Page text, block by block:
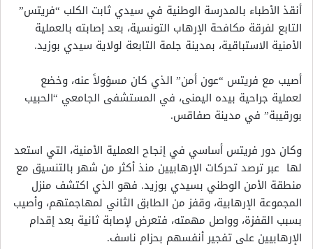
أنقذ الأطباء بالمدرسة الوطنية في سيدي ثابت الكلب “فريتس”
التابع لفرقة مكافحة الإرهاب التونسية، بعد إصابته بالعملية
الأمنية الاستباقية، بمدينة جلمة التابعة لولاية سيدي بوزيد.
أصيب مع فريتس “عون أمن” الذي كان مسؤولاً عنه، وخضع
لعملية جراحية بيده اليمنى، في المستشفى الجامعي “الحبيب
بورقيبة” في مدينة صفاقس.
وكان دور فريتس أساسي في إنجاح العملية الأمنية، التي استعد
لها عبر ترصد تحركات الإرهابيين منذ أكثر من شهر بالتنسيق مع
منطقة الأمن الوطني بسيدي بوزيد. فهو الذي اكتشف منزل
المجموعة الإرهابية، وقفز من الطابق الثاني لمهاجمتهم، وأصيب
بسبب القفزة، وواصل مهمته، فتعرض لإصابة ثانية بعد إقدام
الإرهابيين على تفجير أنفسهم بحزام ناسف.